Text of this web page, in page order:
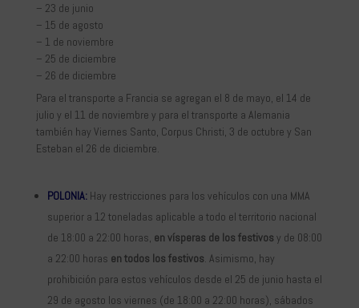
– 23 de junio
– 15 de agosto
– 1 de noviembre
– 25 de diciembre
– 26 de diciembre
Para el transporte a Francia se agregan el 8 de mayo, el 14 de
julio y el 11 de noviembre y para el transporte a Alemania
también hay Viernes Santo, Corpus Christi, 3 de octubre y San
Esteban el 26 de diciembre.
POLONIA:Hay restricciones para los vehículos con una MMA
superior a 12 toneladas aplicable a todo el territorio nacional
de 18:00 a 22:00 horas, en vísperas de los festivos y de 08:00
a 22:00 horas en todos los festivos . Asimismo, hay
prohibición para estos vehículos desde el 25 de junio hasta el
29 de agosto los viernes (de 18:00 a 22:00 horas), sábados